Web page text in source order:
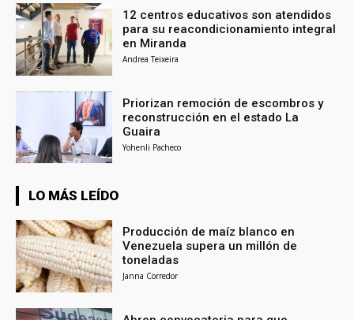
12 centros educativos son atendidos
para su reacondicionamiento integral
en Miranda
Andrea Teixeira
Priorizan remoción de escombros y
reconstrucción en el estado La
Guaira
Yohenli Pacheco
LO MÁS LEÍDO
Producción de maíz blanco en
Venezuela supera un millón de
toneladas
Janna Corredor